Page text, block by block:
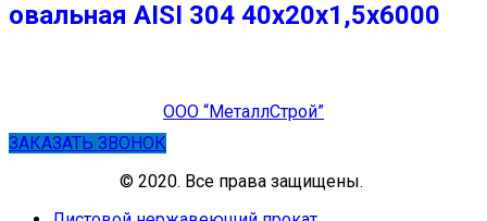
овальная AISI 304 40х20х1,5х6000
ООО “МеталлСтрой”
ЗАКАЗАТЬ ЗВОНОК
© 2020. Все права защищены.